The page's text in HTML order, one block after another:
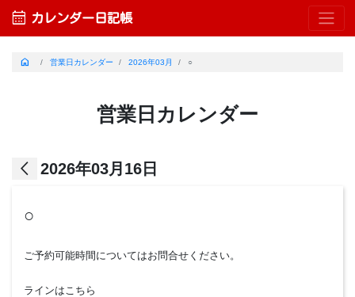
calendar_month カレンダー日記帳
home 営業日カレンダー 2026年03月 ○
営業日カレンダー
arrow_back_ios 2026年03月16日
○
ご予約可能時間についてはお問合せください。
ラインはこちら